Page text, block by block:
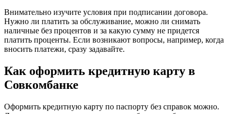
Внимательно изучите условия при подписании договора.
Нужно ли платить за обслуживание, можно ли снимать
наличные без процентов и за какую сумму не придется
платить проценты. Если возникают вопросы, например, когда
вносить платежи, сразу задавайте.
Как оформить кредитную карту в
Совкомбанке
Оформить кредитную карту по паспорту без справок можно.